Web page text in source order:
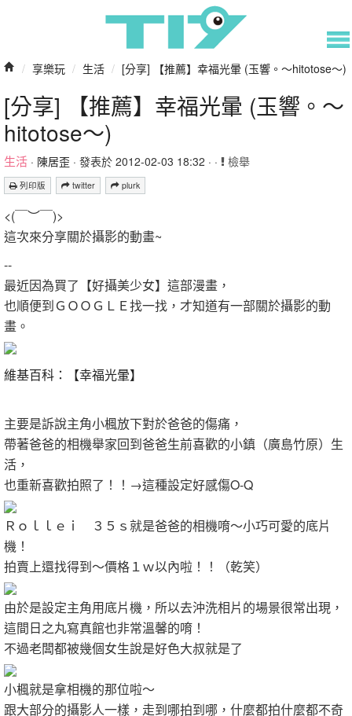
/ 享樂玩 / 生活 / [分享] 【推薦】幸福光暈 (玉響。～hitotose～)
[分享] 【推薦】幸福光暈 (玉響。～
hitotose～)
生活 · 陳居歪 · 發表於 2012-02-03 18:32 · · 檢舉
列印版 twitter plurk
<(￣︶￣)>
這次來分享關於攝影的動畫~
--
最近因為買了【好攝美少女】這部漫畫，
也順便到ＧＯＯＧＬＥ找一找，才知道有一部關於攝影的動
畫。
維基百科：【幸福光暈】
主要是訴說主角小楓放下對於爸爸的傷痛，
帶著爸爸的相機舉家回到爸爸生前喜歡的小鎮（廣島竹原）生
活，
也重新喜歡拍照了！！→這種設定好感傷O-Q
Ｒｏｌｌｅｉ ３５ｓ就是爸爸的相機唷～小巧可愛的底片
機！
拍賣上還找得到～價格１ｗ以內啦！！（乾笑）
由於是設定主角用底片機，所以去沖洗相片的場景很常出現，
這間日之丸寫真館也非常溫馨的唷！
不過老闆都被幾個女生說是好色大叔就是了
小楓就是拿相機的那位啦～
跟大部分的攝影人一樣，走到哪拍到哪，什麼都拍什麼都不奇